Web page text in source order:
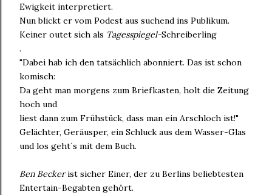
Ewigkeit interpretiert.
Nun blickt er vom Podest aus suchend ins Publikum.
Keiner outet sich als Tagesspiegel-Schreiberling
.
"Dabei hab ich den tatsächlich abonniert. Das ist schon
komisch:
Da geht man morgens zum Briefkasten, holt die Zeitung
hoch und
liest dann zum Frühstück, dass man ein Arschloch ist!"
Gelächter, Geräusper, ein Schluck aus dem Wasser-Glas
und los geht´s mit dem Buch.
Ben Beckerist sicher Einer, der zu Berlins beliebtesten
Entertain-Begabten gehört.